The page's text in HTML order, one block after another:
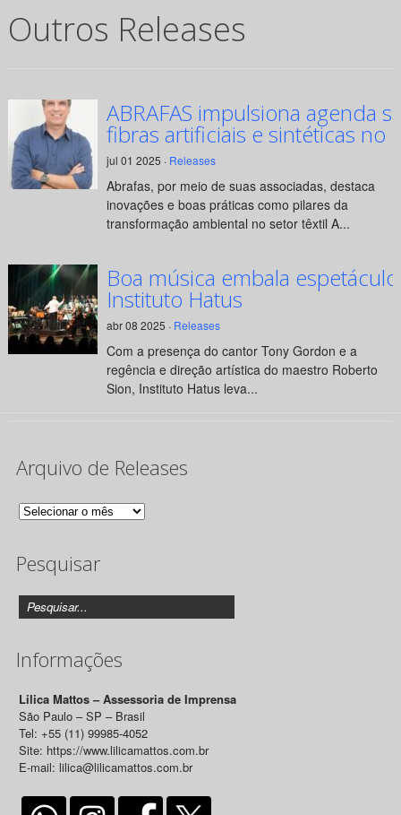
Outros Releases
ABRAFAS impulsiona agenda
fibras artificiais e sintéticas no
jul 01 2025 · Releases
Abrafas, por meio de suas associadas, destaca
inovações e boas práticas como pilares da
transformação ambiental no setor têxtil A...
Boa música embala
Instituto Hatus
abr 08 2025 · Releases
Com a presença do cantor Tony Gordon e a
regência e direção artística do maestro Roberto
Sion, Instituto Hatus leva...
Arquivo de Releases
Arquivo
Releases
Pesquisar
Informações
Lilica Mattos – Assessoria de Imprensa
São Paulo – SP – Brasil
Tel: +55 (11) 99985-4052
Site: https://www.lilicamattos.com.br
E-mail: lilica@lilicamattos.com.br